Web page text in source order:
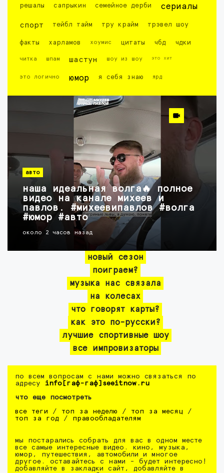
решалы сапрыкин семейное дерби сериалы
спорт тейбл тайм тру крайм трэвел шоу
факты харламов хоумис цитаты чбд чдки
читка шпам шастун шоу из шоу это хит
это логично юмор я себя знаю ярд
авто
наша идеальная волга🔥 полное
видео на канале михеев и
павлов. #михеевипавлов #волга
#юмор #авто
около 2 часов назад
новый сезон
поиграем?
музыка нас связала
на колесах
что говорят карты?
как это по-русски?
лучшие спортивные шоу
все импровизаторы
по всем вопросам с нами можно связаться по
адресу info[гаф-гаф]seeitnow.ru
что еще посмотреть
все теги / топ за неделю / топ за месяц /
топ за год / правообладателям
мы постарались собрать для вас в одном месте
все самые интересные видео. кино, музыка,
юмор, путешествия, автомобили и многое
другое. оставайтесь с нами - будет интересно!
добавляйте в закладки сайт, добавляйте в